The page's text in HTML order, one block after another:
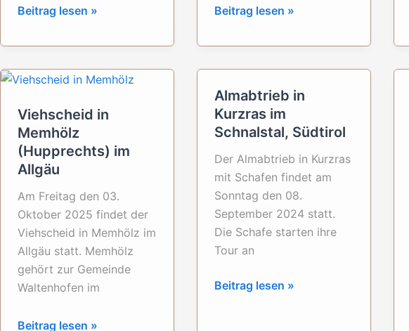
Almabtrieb
Kirchtagsfest
Reith
Alpbachtal
(Tirol)
Beitrag lesen »
Alpabfahrt
St.
der
Schweiz
Beitrag lesen »
Viehscheid in
Memhölz
(Hupprechts) im
Allgäu
Am Freitag den 03.
Oktober 2025 findet der
Viehscheid in Memhölz im
Allgäu statt. Memhölz
gehört zur Gemeinde
Waltenhofen im
Viehscheid
Beitrag lesen »
Almabtrieb in
Kurzras im
Schnalstal, Südtirol
Der Almabtrieb in Kurzras
mit Schafen findet am
Sonntag den 08.
September 2024 statt.
Die Schafe starten ihre
Tour an
Almabtrieb
Beitrag lesen »